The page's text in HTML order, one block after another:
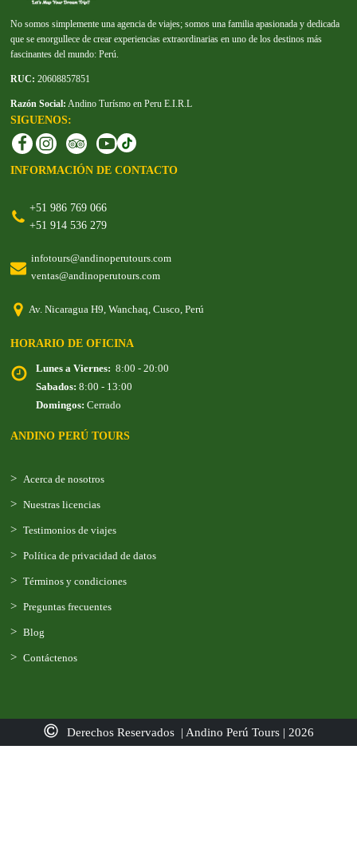
No somos simplemente una agencia de viajes; somos una familia apasionada y dedicada
que se enorgullece de crear experiencias extraordinarias en uno de los destinos más
fascinantes del mundo: Perú.
RUC: 20608857851
Razón Social: Andino Turísmo en Peru E.I.R.L
SIGUENOS:
INFORMACIÓN DE CONTACTO
+51 986 769 066
+51 914 536 279
infotours@andinoperutours.com
ventas@andinoperutours.com
Av. Nicaragua H9, Wanchaq, Cusco, Perú
HORARIO DE OFICINA
Lunes a Viernes: 8:00 - 20:00
Sabados: 8:00 - 13:00
Domingos: Cerrado
ANDINO PERÚ TOURS
Acerca de nosotros
Nuestras licencias
Testimonios de viajes
Política de privacidad de datos
Términos y condiciones
Preguntas frecuentes
Blog
Contáctenos
Derechos Reservados | Andino Perú Tours | 2026